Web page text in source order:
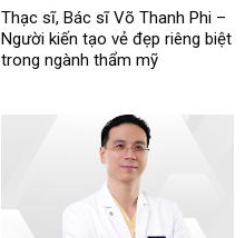
Thạc sĩ, Bác sĩ Võ Thanh Phi –
Người kiến tạo vẻ đẹp riêng biệt
trong ngành thẩm mỹ